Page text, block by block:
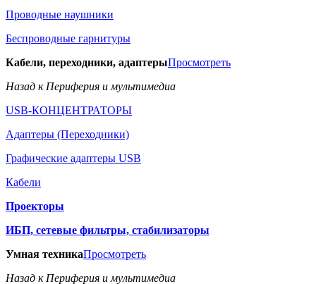
Проводные наушники
Беспроводные гарнитуры
Кабели, переходники, адаптерыПросмотреть
Назад к Периферия и мультимедиа
USB-КОНЦЕНТРАТОРЫ
Адаптеры (Переходники)
Графические адаптеры USB
Кабели
Проекторы
ИБП, сетевые фильтры, стабилизаторы
Умная техникаПросмотреть
Назад к Периферия и мультимедиа